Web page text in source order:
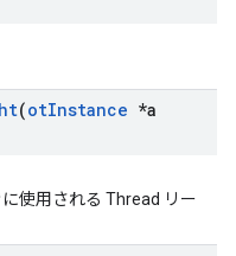
(otInstance *a
使用される Thread リー